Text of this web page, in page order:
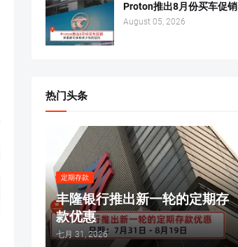
Proton推出8月份买车促销
August 05, 2026
热门头条
定期存款
丰隆银行推出新一轮的定期存
款优惠
七月 31, 2026